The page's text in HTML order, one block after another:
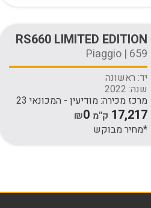
RS660 LIMITED EDITION
Piaggio | 659
יד: ראשונה
שנה: 2022
מרכז מכירה:מודיעין - המכונאי 23
17,217 ק''מ ₪0
*מחיר מבוקש